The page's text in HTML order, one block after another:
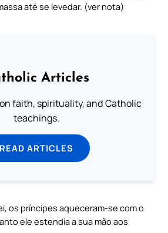
até se levedar. (ver nota)
Articles
faith, spirituality, and Catholic
teachings.
READ ARTICLES
os príncipes aqueceram-se com o
ele estendia a sua mão aos